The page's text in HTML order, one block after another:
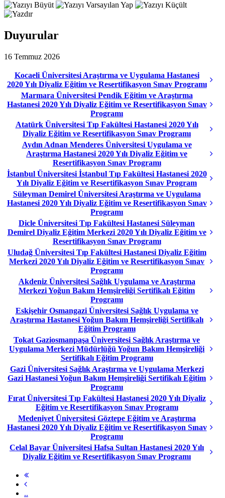
Duyurular
16 Temmuz 2026
Kocaeli Üniversitesi Araştırma ve Uygulama Hastanesi
2020 Yılı Diyaliz Eğitim ve Resertifikasyon Sınav Programı
Marmara Üniversitesi Pendik Eğitim ve Araştırma
Hastanesi 2020 Yılı Diyaliz Eğitim ve Resertifikasyon Sınav
Programı
Atatürk Üniversitesi Tıp Fakültesi Hastanesi 2020 Yılı
Diyaliz Eğitim ve Resertifikasyon Sınav Programı
Aydın Adnan Menderes Üniversitesi Uygulama ve
Araştırma Hastanesi 2020 Yılı Diyaliz Eğitim ve
Resertifikasyon Sınav Programı
İstanbul Üniversitesi İstanbul Tıp Fakültesi Hastanesi 2020
Yılı Diyaliz Eğitim ve Resertifikasyon Sınav Program
Süleyman Demirel Üniversitesi Araştırma ve Uygulama
Hastanesi 2020 Yılı Diyaliz Eğitim ve Resertifikasyon Sınav
Programı
Dicle Üniversitesi Tıp Fakültesi Hastanesi Süleyman
Demirel Diyaliz Eğitim Merkezi 2020 Yılı Diyaliz Eğitim ve
Resertifikasyon Sınav Programı
Uludağ Üniversitesi Tıp Fakültesi Hastanesi Diyaliz Eğitim
Merkezi 2020 Yılı Diyaliz Eğitim ve Resertifikasyon Sınav
Programı
Akdeniz Üniversitesi Sağlık Uygulama ve Araştırma
Merkezi Yoğun Bakım Hemşireliği Sertifikalı Eğitim
Programı
Eskişehir Osmangazi Üniversitesi Sağlık Uygulama ve
Araştırma Hastanesi Yoğun Bakım Hemşireliği Sertifikalı
Eğitim Programı
Tokat Gaziosmanpaşa Üniversitesi Sağlık Araştırma ve
Uygulama Merkezi Müdürlüğü Yoğun Bakım Hemşireliği
Sertifikalı Eğitim Programı
Gazi Üniversitesi Sağlık Araştırma ve Uygulama Merkezi
Gazi Hastanesi Yoğun Bakım Hemşireliği Sertifikalı Eğitim
Programı
Fırat Üniversitesi Tıp Fakültesi Hastanesi 2020 Yılı Diyaliz
Eğitim ve Resertifikasyon Sınav Programı
Medeniyet Üniversitesi Göztepe Eğitim ve Araştırma
Hastanesi 2020 Yılı Diyaliz Eğitim ve Resertifikasyon Sınav
Programı
Celal Bayar Üniversitesi Hafsa Sultan Hastanesi 2020 Yılı
Diyaliz Eğitim ve Resertifikasyon Sınav Programı
..